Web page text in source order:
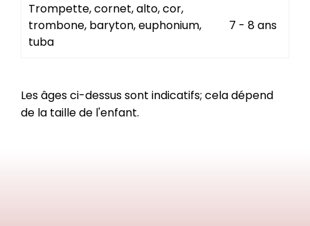
Trompette, cornet, alto, cor,
trombone, baryton, euphonium,
tuba
7 - 8 ans
Les âges ci-dessus sont indicatifs; cela dépend
de la taille de l'enfant.